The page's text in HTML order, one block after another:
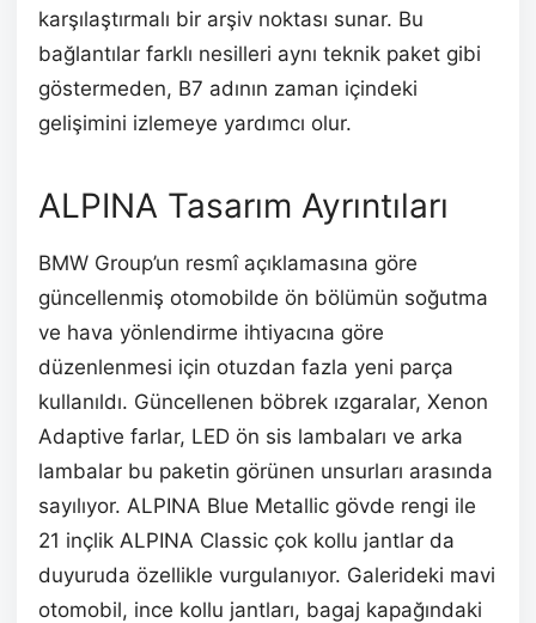
karşılaştırmalı bir arşiv noktası sunar. Bu
bağlantılar farklı nesilleri aynı teknik paket gibi
göstermeden, B7 adının zaman içindeki
gelişimini izlemeye yardımcı olur.
ALPINA Tasarım Ayrıntıları
BMW Group’un resmî açıklamasına göre
güncellenmiş otomobilde ön bölümün soğutma
ve hava yönlendirme ihtiyacına göre
düzenlenmesi için otuzdan fazla yeni parça
kullanıldı. Güncellenen böbrek ızgaralar, Xenon
Adaptive farlar, LED ön sis lambaları ve arka
lambalar bu paketin görünen unsurları arasında
sayılıyor. ALPINA Blue Metallic gövde rengi ile
21 inçlik ALPINA Classic çok kollu jantlar da
duyuruda özellikle vurgulanıyor. Galerideki mavi
otomobil, ince kollu jantları, bagaj kapağındaki